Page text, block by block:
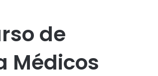
de
Médicos